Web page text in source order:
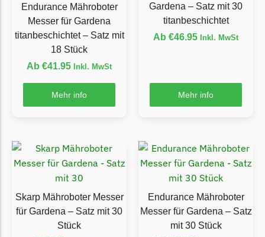
LUX-Tools Messer
Begrenzungsdraht
McCulloch
Medion
Medion Messer
Begrenzungsdraht
Mountfield
Endurance Mähroboter
Messer für Gardena
titanbeschichtet – Satz mit
18 Stück
Ab €41.95 Inkl. MwSt
Mehr info
Gardena – Satz mit 30
titanbeschichtet
Ab €46.95 Inkl. MwSt
Mehr info
Skarp Mähroboter Messer
für Gardena – Satz mit 30
Stück
Endurance Mähroboter
Messer für Gardena – Satz
mit 30 Stück